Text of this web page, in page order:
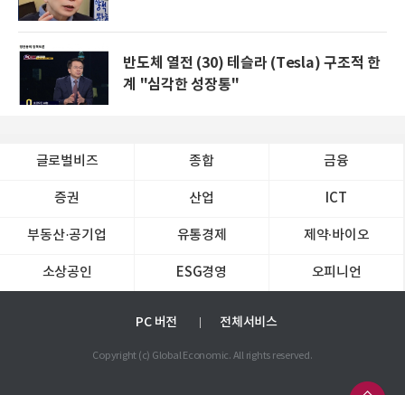
반도체 열전 (30) 테슬라 (Tesla) 구조적 한
계 "심각한 성장통"
글로벌비즈 종합 금융
증권 산업 ICT
부동산·공기업 유통경제 제약∙바이오
소상공인 ESG경영 오피니언
PC 버전 전체서비스
Copyright (c) Global Economic. All rights reserved.